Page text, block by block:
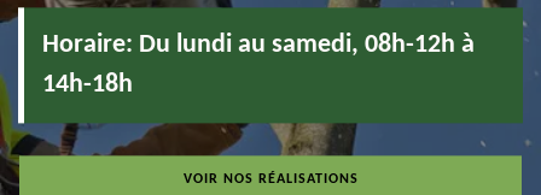
Horaire: Du lundi au samedi, 08h-12h à
14h-18h
VOIR NOS RÉALISATIONS